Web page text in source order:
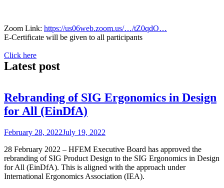
Zoom Link: https://us06web.zoom.us/…/tZ0qdO…
E-Certificate will be given to all participants
Click here
Latest post
Rebranding of SIG Ergonomics in Design
for All (EinDfA)
February 28, 2022July 19, 2022
28 February 2022 – HFEM Executive Board has approved the
rebranding of SIG Product Design to the SIG Ergonomics in Design
for All (EinDfA). This is aligned with the approach under
International Ergonomics Association (IEA).